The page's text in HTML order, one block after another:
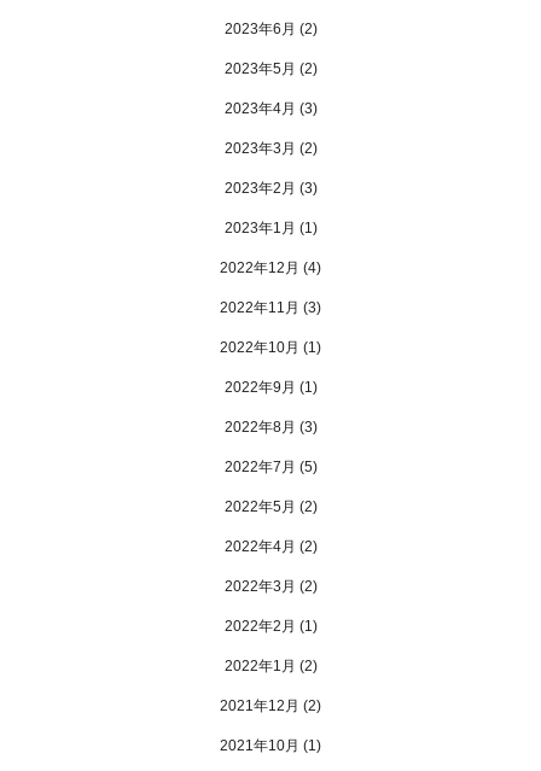
2023年6月 (2)
2023年5月 (2)
2023年4月 (3)
2023年3月 (2)
2023年2月 (3)
2023年1月 (1)
2022年12月 (4)
2022年11月 (3)
2022年10月 (1)
2022年9月 (1)
2022年8月 (3)
2022年7月 (5)
2022年5月 (2)
2022年4月 (2)
2022年3月 (2)
2022年2月 (1)
2022年1月 (2)
2021年12月 (2)
2021年10月 (1)